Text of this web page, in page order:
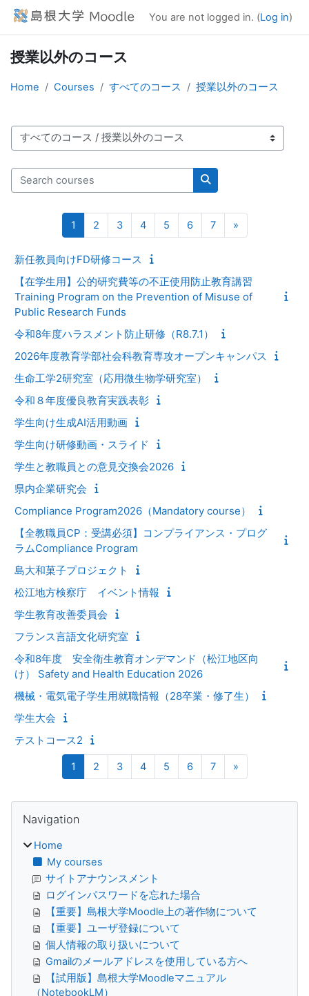
Skip to main content
You are not logged in. (Log in)
授業以外のコース
Home Courses すべてのコース 授業以外のコース
Course categories
Search courses
Search courses
1 Page 1
2Page 2
3Page 3
4Page 4
5Page 5
6Page 6
7Page 7
»Next page
新任教員向けFD研修コース
【在学生用】公的研究費等の不正使用防止教育講習
Training Program on the Prevention of Misuse of
Public Research Funds
令和8年度ハラスメント防止研修（R8.7.1）
2026年度教育学部社会科教育専攻オープンキャンパス
生命工学2研究室（応用微生物学研究室）
令和８年度優良教育実践表彰
学生向け生成AI活用動画
学生向け研修動画・スライド
学生と教職員との意見交換会2026
県内企業研究会
Compliance Program2026（Mandatory course）
【全教職員CP：受講必須】コンプライアンス・プログ
ラムCompliance Program
島大和菓子プロジェクト
松江地方検察庁 イベント情報
学生教育改善委員会
フランス言語文化研究室
令和8年度 安全衛生教育オンデマンド（松江地区向
け） Safety and Health Education 2026
機械・電気電子学生用就職情報（28卒業・修了生）
学生大会
テストコース2
1 Page 1
2Page 2
3Page 3
4Page 4
5Page 5
6Page 6
7Page 7
»Next page
Blocks
Navigation
Home
My courses
サイトアナウンスメント
ログインパスワードを忘れた場合
【重要】島根大学Moodle上の著作物について
【重要】ユーザ登録について
個人情報の取り扱いについて
Gmailのメールアドレスを使用している方へ
【試用版】島根大学Moodleマニュアル
（NotebookLM）